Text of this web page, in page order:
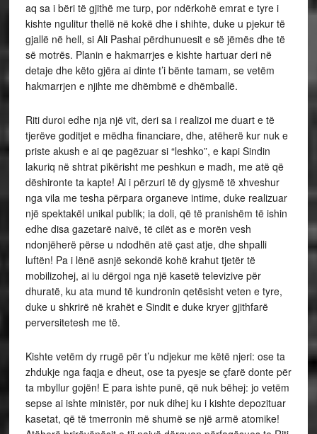
aq sa i bëri të gjithë me turp, por ndërkohë emrat e tyre i
kishte ngulitur thellë në kokë dhe i shihte, duke u pjekur të
gjallë në hell, si Ali Pashai përdhunuesit e së jëmës dhe të
së motrës. Planin e hakmarrjes e kishte hartuar deri në
detaje dhe këto gjëra ai dinte t’i bënte tamam, se vetëm
hakmarrjen e njihte me dhëmbmë e dhëmballë.
Riti duroi edhe nja një vit, deri sa i realizoi me duart e të
tjerëve goditjet e mëdha financiare, dhe, atëherë kur nuk e
priste akush e ai qe pagëzuar si “leshko”, e kapi Sindin
lakuriq në shtrat pikërisht me peshkun e madh, me atë që
dëshironte ta kapte! Ai i përzuri të dy gjysmë të xhveshur
nga vila me tesha përpara organeve intime, duke realizuar
një spektakël unikal publik; ia doli, që të pranishëm të ishin
edhe disa gazetarë naivë, të cilët as e morën vesh
ndonjëherë përse u ndodhën atë çast atje, dhe shpalli
luftën! Pa i lënë asnjë sekondë kohë krahut tjetër të
mobilizohej, ai iu dërgoi nga një kasetë televizive për
dhuratë, ku ata mund të kundronin qetësisht veten e tyre,
duke u shkrirë në krahët e Sindit e duke kryer gjithfarë
perversitetesh me të.
Kishte vetëm dy rrugë për t’u ndjekur me këtë njeri: ose ta
zhdukje nga faqja e dheut, ose ta pyesje se çfarë donte për
ta mbyllur gojën! E para ishte punë, që nuk bëhej: jo vetëm
sepse ai ishte ministër, por nuk dihej ku i kishte depozituar
kasetat, që të tmerronin më shumë se një armë atomike!